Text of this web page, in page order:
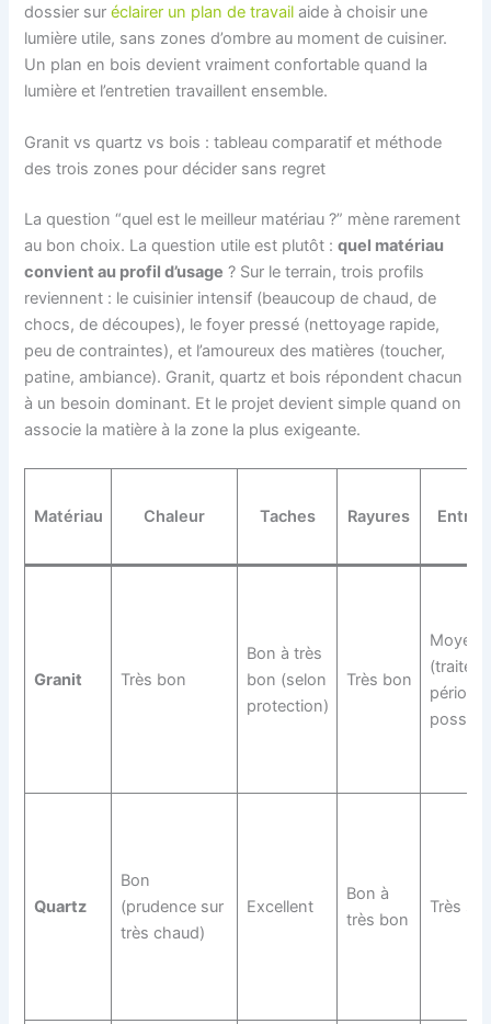
dossier suréclairer un plan de travail aide à choisir une
lumière utile, sans zones d’ombre au moment de cuisiner.
Un plan en bois devient vraiment confortable quand la
lumière et l’entretien travaillent ensemble.
Granit vs quartz vs bois : tableau comparatif et méthode
des trois zones pour décider sans regret
La question “quel est le meilleur matériau ?” mène rarement
au bon choix. La question utile est plutôt :quel matériau
convient au profil d’usage ? Sur le terrain, trois profils
reviennent : le cuisinier intensif (beaucoup de chaud, de
chocs, de découpes), le foyer pressé (nettoyage rapide,
peu de contraintes), et l’amoureux des matières (toucher,
patine, ambiance). Granit, quartz et bois répondent chacun
à un besoin dominant. Et le projet devient simple quand on
associe la matière à la zone la plus exigeante.
Matériau Chaleur Taches Rayures
Granit Très bon
Bon à très
bon (selon
protection)
Très bon
Moyen
Quartz
Bon
(prudence sur
très chaud)
Excellent
Bon à
très bon
Très